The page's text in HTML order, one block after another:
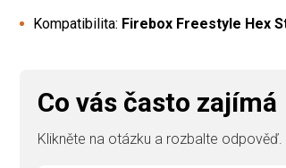
Kompatibilita: Firebox Freestyle Hex
Co vás často zajímá
Klikněte na otázku a rozbalte